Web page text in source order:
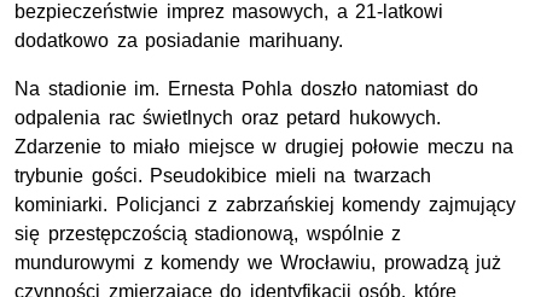
bezpieczeństwie imprez masowych, a 21-latkowi
dodatkowo za posiadanie marihuany.
Na stadionie im. Ernesta Pohla doszło natomiast do
odpalenia rac świetlnych oraz petard hukowych.
Zdarzenie to miało miejsce w drugiej połowie meczu na
trybunie gości. Pseudokibice mieli na twarzach
kominiarki. Policjanci z zabrzańskiej komendy zajmujący
się przestępczością stadionową, wspólnie z
mundurowymi z komendy we Wrocławiu, prowadzą już
czynności zmierzające do identyfikacji osób, które